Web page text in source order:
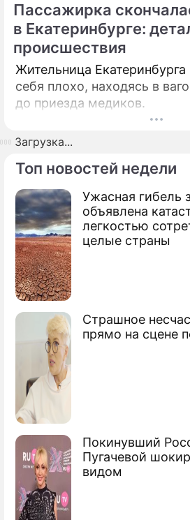
Топ новостей недели
Ужасная гибель
объявлена
легкостью
целые страны
Страшное
прямо на сцене
Покинувший
Пугачевой
видом
Пассажирка
в Екатеринбурге:
происшествия
Жительница Екатеринбурга
себя плохо, находясь в
до приезда медиков.
Загрузка...